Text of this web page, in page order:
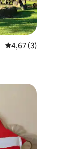
Середня оцінка:
4,67 (3)